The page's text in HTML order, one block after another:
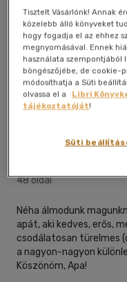
48 oldal
Néha álmodunk
apát, aki kedves, erős,
csodálatosan türelmes
a nagyon-nagyon
Köszönöm, Apa!
Tisztelt Vásárlónk! Annak
közelebb álló könyveket
hogy fogadja el az ehhez
megnyomásával. Ennek
használata szempontjából
böngészőjébe, de cookie-
módosíthatja a Süti
olvassa el a
Libri
tájékoztatóját!
Süti